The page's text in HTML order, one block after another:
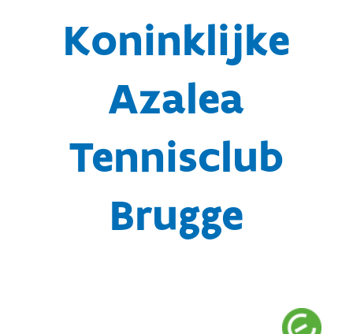
Koninklijke
Azalea
Tennisclub
Brugge